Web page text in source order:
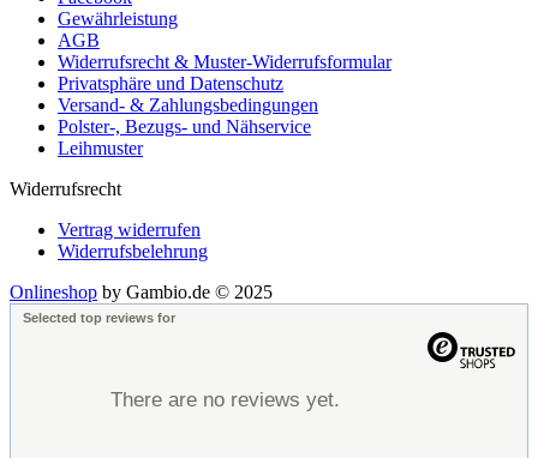
Gewährleistung
AGB
Widerrufsrecht & Muster-Widerrufsformular
Privatsphäre und Datenschutz
Versand- & Zahlungsbedingungen
Polster-, Bezugs- und Nähservice
Leihmuster
Widerrufsrecht
Vertrag widerrufen
Widerrufsbelehrung
Onlineshop by Gambio.de © 2025
Selected top reviews for
There are no reviews yet.